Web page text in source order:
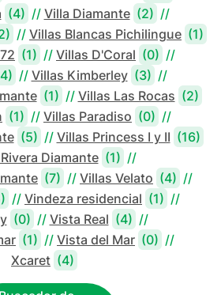
(4) // Villa Diamante (2) //
// Villas Blancas Pichilingue (1)
(1) // Villas D'Coral (0) //
// Villas Kimberley (3) //
(1) // Villas Las Rocas (2)
(1) // Villas Paradiso (0) //
(5) // Villas Princess I y II (16)
Diamante (1) //
(7) // Villas Velato (4) //
// Vindeza residencial (1) //
(0) // Vista Real (4) //
(1) // Vista del Mar (0) //
Xcaret (4)